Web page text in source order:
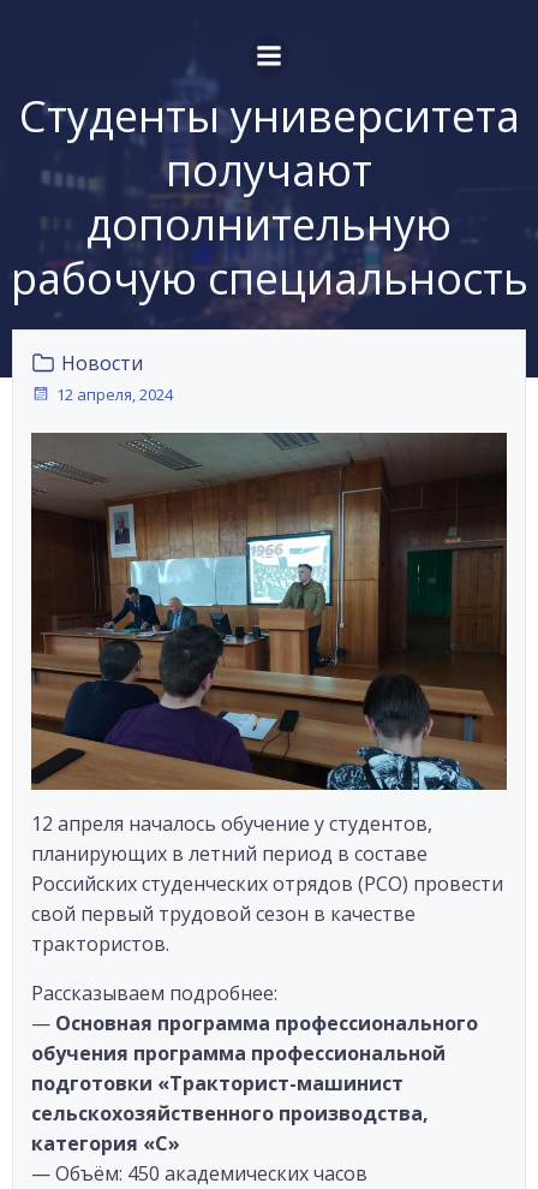
к
содержимому
Студенты университета
получают
дополнительную
рабочую специальность
Новости
12 апреля, 2024
12 апреля началось обучение у студентов,
планирующих в летний период в составе
Российских студенческих отрядов (РСО) провести
свой первый трудовой сезон в качестве
трактористов.
Рассказываем подробнее:
— Основная программа профессионального
обучения программа профессиональной
подготовки «Тракторист-машинист
сельскохозяйственного производства,
категория «С»
— Объём: 450 академических часов